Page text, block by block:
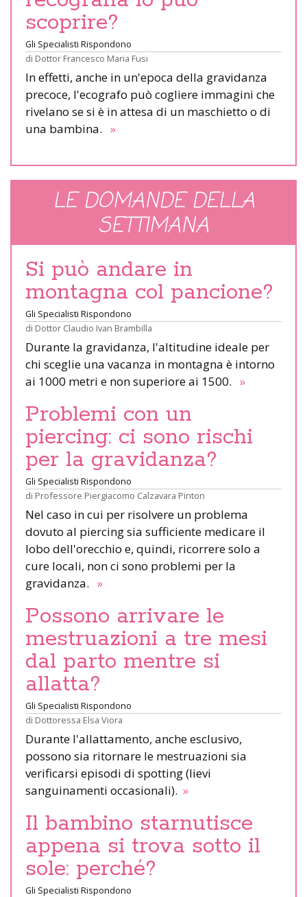
scoprire?
Gli Specialisti Rispondono
di Dottor Francesco Maria Fusi
In effetti, anche in un'epoca della gravidanza
precoce, l'ecografo può cogliere immagini che
rivelano se si è in attesa di un maschietto o di
una bambina. »
LE DOMANDE DELLA
SETTIMANA
Si può andare in
montagna col pancione?
Gli Specialisti Rispondono
di Dottor Claudio Ivan Brambilla
Durante la gravidanza, l'altitudine ideale per
chi sceglie una vacanza in montagna è intorno
ai 1000 metri e non superiore ai 1500. »
Problemi con un
piercing: ci sono rischi
per la gravidanza?
Gli Specialisti Rispondono
di Professore Piergiacomo Calzavara Pinton
Nel caso in cui per risolvere un problema
dovuto al piercing sia sufficiente medicare il
lobo dell'orecchio e, quindi, ricorrere solo a
cure locali, non ci sono problemi per la
gravidanza. »
Possono arrivare le
mestruazioni a tre mesi
dal parto mentre si
allatta?
Gli Specialisti Rispondono
di Dottoressa Elsa Viora
Durante l'allattamento, anche esclusivo,
possono sia ritornare le mestruazioni sia
verificarsi episodi di spotting (lievi
sanguinamenti occasionali). »
Il bambino starnutisce
appena si trova sotto il
sole: perché?
Gli Specialisti Rispondono